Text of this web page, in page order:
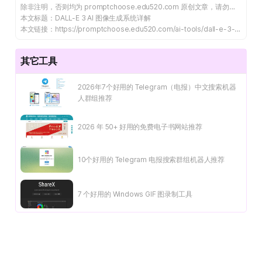
除非注明，否则均为 promptchoose.edu520.com 原创文章，请勿转载谢谢！
本文标题： DALL-E 3 AI 图像生成系统详解
本文链接： https://promptchoose.edu520.com/ai-tools/dall-e-3-ai/
其它工具
2026年7个好用的 Telegram（电报）中文搜索机器
人群组推荐
2026 年 50+ 好用的免费电子书网站推荐
10个好用的 Telegram 电报搜索群组机器人推荐
7 个好用的 Windows GIF 图录制工具